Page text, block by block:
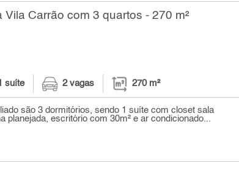
Carrão com 3 quartos - 270 m²
suíte 2 vagas 270 m²
são 3 dormitórios, sendo 1 suíte com closet sala
planejada, escritório com 30m² e ar condicionado...